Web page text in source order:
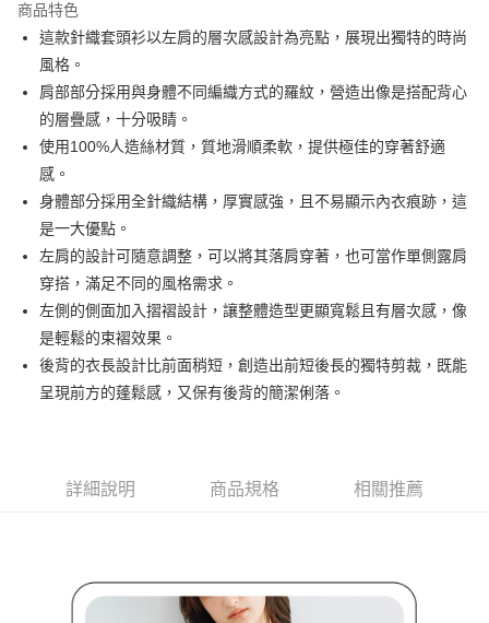
悠遊付
大哥付你分期
相關說明
【大哥付你分期使用說明】
1.本服務由台灣大哥大提供，台灣大哥大用戶可立即使用無須另外申請。
2.付款方式選擇「大哥付你分期」，訂單成立後會自動跳轉到大哥付的交易
流程，驗證手機門號後，選擇欲分期的期數、繳款截止日，確認付款後即完
成交易。
3.實際核准額度、可分期數及費用金額請依後續交易確認頁面所載為準。
4.訂單成立30分鐘內，如未前往確認交易或遇審核未通過，訂單將自動取
消。如遇「轉專審核」未通過狀況，表示未達大哥付你分期系統評分，恕無
【繳款方式說明】
1.分期款項不併入電信帳單，「大哥付你分期」於每月結算日後寄送繳費提
醒簡訊。
2.透過簡訊連結打開帳單後，可選擇「超商條碼／台灣大直營門市／銀行轉
帳／街口支付／iPASS MONEY」等通路繳費。
2.基於同意付款使用「大哥付你分期」之契約關係目的，商店將以您的個人
AFTEE先享後付
相關說明
【關於「AFTEE先享後付」】
AFTEE先享後付是「在收到商品之後才付款」的支付方式。 讓您購物簡單
便利好安心！
１．簡單：不需註冊會員、不需綁卡、不需儲值。
２．便利：只要手機號碼，簡訊認證，即可結帳。
３．安心：先確認商品／服務後，再付款。
【「AFTEE先享後付」結帳流程】
１．於結帳方式選擇「AFTEE先享後付」後，將跳轉至「AFTEE先享後付」
結帳頁面，進行簡訊認證並確認金額後，即可完成結帳。
２．訂單成立數日內，您將收到繳費通知簡訊。
３．收到繳費通知簡訊後14天內，點擊此簡訊中的連結，可透過四大超商／
※ 交易是否成功請以「AFTEE先享後付 」之結帳頁面顯示為準，若有關於
１．透過由恩沛科技股份有限公司提供之「AFTEE先享後付」服務完成之交
易，需依本服務之必要範圍內提供個人資料，並將交易相關給付款項請求債
ATM付款
運送方式
全家取貨付款
免運費
付款後全家取貨
免運費
付款後萊爾富取貨
商品特色
這款針織套頭衫以左肩的層次感設計為亮點，展現出獨特的時尚
風格。
肩部部分採用與身體不同編織方式的羅紋，營造出像是搭配背心
的層疊感，十分吸睛。
使用100%人造絲材質，質地滑順柔軟，提供極佳的穿著舒適
感。
身體部分採用全針織結構，厚實感強，且不易顯示內衣痕跡，這
是一大優點。
左肩的設計可隨意調整，可以將其落肩穿著，也可當作單側露肩
穿搭，滿足不同的風格需求。
左側的側面加入摺褶設計，讓整體造型更顯寬鬆且有層次感，像
是輕鬆的束褶效果。
後背的衣長設計比前面稍短，創造出前短後長的獨特剪裁，既能
呈現前方的蓬鬆感，又保有後背的簡潔俐落。
詳細說明 商品規格 相關推薦